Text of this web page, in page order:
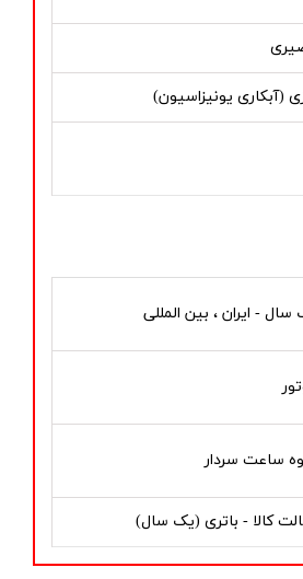
(آبکاری یونیزاسیون)
سال - ایران ، بین المللی
ساعت سردار
کالا - باتری (یک سال)